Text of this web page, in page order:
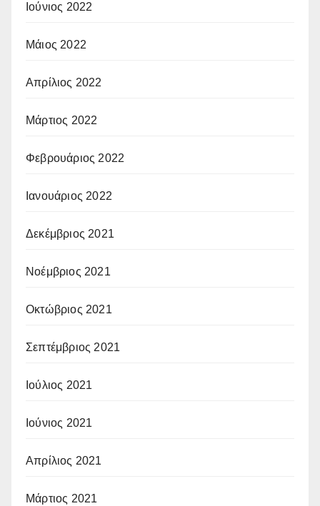
Ιούνιος 2022
Μάιος 2022
Απρίλιος 2022
Μάρτιος 2022
Φεβρουάριος 2022
Ιανουάριος 2022
Δεκέμβριος 2021
Νοέμβριος 2021
Οκτώβριος 2021
Σεπτέμβριος 2021
Ιούλιος 2021
Ιούνιος 2021
Απρίλιος 2021
Μάρτιος 2021